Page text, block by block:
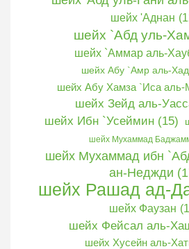
шейх 'Аднан
шейх `Абд уль-
шейх `Аммар аль-
шейх Абу `Амр аль-
шейх Абу Хамза `Иса
шейх Зейд аль-
шейх Ибн `Усеймин (15)
шейх Мухаммад
шейх Мухаммад ибн
ан-Неджди
шейх Рашад ад-
шейх Фаузан
шейх Фейсал аль-
шейх Хусейн аль-